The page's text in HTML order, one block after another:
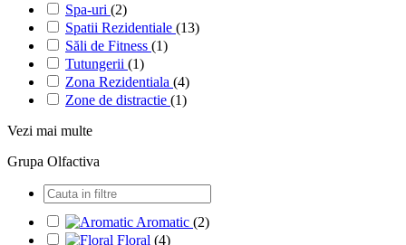
Spa-uri (2)
Spatii Rezidentiale (13)
Săli de Fitness (1)
Tutungerii (1)
Zona Rezidentiala (4)
Zone de distractie (1)
Vezi mai multe
Grupa Olfactiva
Aromatic (2)
Floral (4)